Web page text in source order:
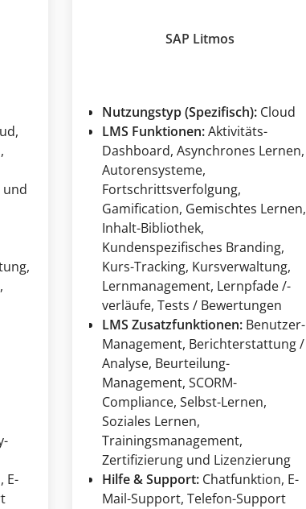
,
,
und
,
,
, E-
SAP Litmos
Nutzungstyp (Spezifisch): Cloud
LMS Funktionen:Aktivitäts-
Dashboard, Asynchrones Lernen,
Autorensysteme,
Fortschrittsverfolgung,
Gamification, Gemischtes Lernen,
Inhalt-Bibliothek,
Kundenspezifisches Branding,
Kurs-Tracking, Kursverwaltung,
Lernmanagement, Lernpfade /-
verläufe, Tests / Bewertungen
LMS Zusatzfunktionen: Benutzer-
Management, Berichterstattung /
Analyse, Beurteilung-
Management, SCORM-
Compliance, Selbst-Lernen,
Soziales Lernen,
Trainingsmanagement,
Zertifizierung und Lizenzierung
Hilfe & Support: Chatfunktion, E-
Mail-Support, Telefon-Support